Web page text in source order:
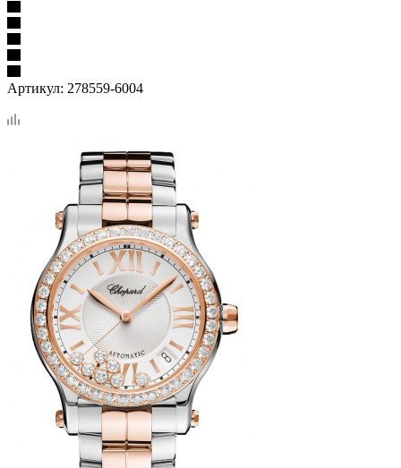
Артикул: 278559-6004